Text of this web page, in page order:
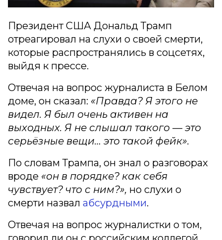
Президент США Дональд Трамп
отреагировал на слухи о своей смерти,
которые распространялись в соцсетях,
выйдя к прессе.
Отвечая на вопрос журналиста в Белом
доме, он сказал: «Правда? Я этого не
видел. Я был очень активен на
выходных. Я не слышал такого — это
серьёзные вещи… это такой фейк».
По словам Трампа, он знал о разговорах
вроде «он в порядке? как себя
чувствует? что с ним?», но слухи о
смерти назвал абсурдными.
Отвечая на вопрос журналистки о том,